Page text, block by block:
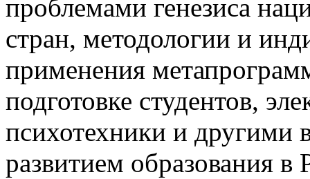
проблемами генезиса
стран, методологии и
применения
подготовке студентов,
психотехники и другими
развитием образования